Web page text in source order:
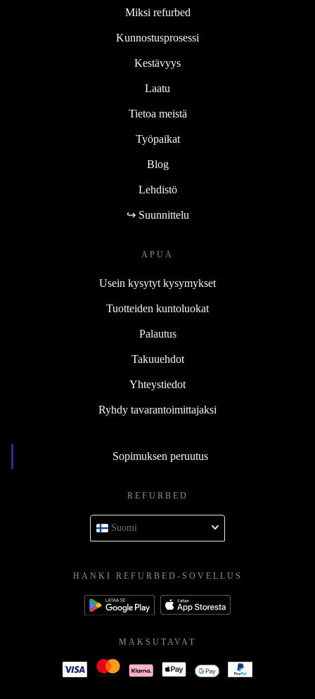
Miksi refurbed
Kunnostusprosessi
Kestävyys
Laatu
Tietoa meistä
Työpaikat
Blog
Lehdistö
↪ Suunnittelu
APUA
Usein kysytyt kysymykset
Tuotteiden kuntoluokat
Palautus
Takuuehdot
Yhteystiedot
Ryhdy tavarantoimittajaksi
Sopimuksen peruutus
REFURBED
Suomi
HANKI REFURBED-SOVELLUS
MAKSUTAVAT